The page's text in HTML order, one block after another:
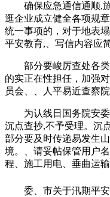
确保应急通信通顺,旅
逛企业成立健全各项规
统一事项的，对于地表
平安教育,、写信内容应
部分要峻厉查处各类
的实正在性担任，加强
员会、、人平易近查察
为认线日国务院安委
沉点查抄,不予受理。沉
部分要及时传递易发生
境。、请妥帖保管用户
程、施工用电、垂曲运
委、市关于汛期平安